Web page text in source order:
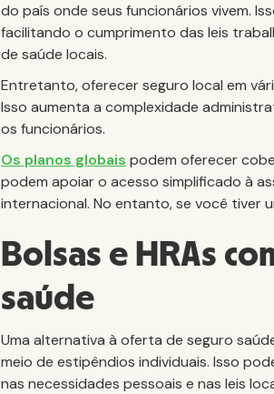
do país onde seus funcionários vivem.
facilitando o cumprimento das leis
de saúde locais.
Entretanto, oferecer seguro local em
Isso aumenta a complexidade
os funcionários.
Os planos globais podem oferecer
podem apoiar o acesso simplificado à
internacional. No entanto, se você tiver
Bolsas e HRAs
saúde
Uma alternativa à oferta de seguro
meio de estipêndios individuais. Isso
nas necessidades pessoais e nas leis